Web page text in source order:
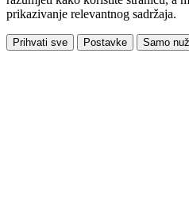
prikazivanje relevantnog sadržaja.
Prihvati sve Postavke Samo